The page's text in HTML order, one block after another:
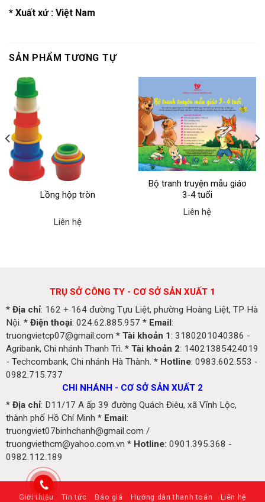
* Xuất xứ : Việt Nam
SẢN PHẨM TƯƠNG TỰ
Lồng hộp tròn
Liên hệ
Bộ tranh truyện mẫu giáo
3-4 tuổi
Liên hệ
TRỤ SỞ CÔNG TY - CƠ SỞ SẢN XUẤT 1
* Địa chỉ: 162 + 164 đường Tựu Liệt, phường Hoàng Liệt, TP Hà
Nội. * Điện thoại: 024.62.885.957 * Email:
truongvietcp07@gmail.com * Tài khoản 1: 3180201040386 -
Agribank, Chi nhánh Thanh Trì. * Tài khoản 2: 14021385424019
- Techcombank, Chi nhánh Hà Thành. * Hotline: 0983.602.553 -
0982.715.737
CHI NHÁNH - CƠ SỞ SẢN XUẤT 2
* Địa chỉ: D11/17 A ấp 39 đường Quách Điêu, xã Vĩnh Lộc,
thành phố Hồ Chí Minh * Email:
truongviet07binhchanh@gmail.com /
truongviethcm@yahoo.com.vn * Hotline: 0901.395.368 -
0982.112.189
Giới thiệu Tin tức Báo giá Hướng dẫn thanh toán Liên hệ